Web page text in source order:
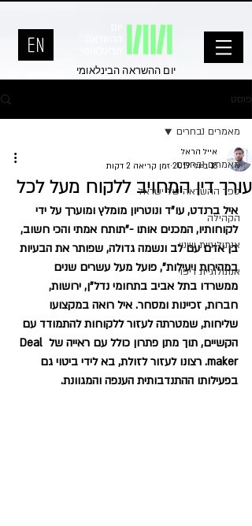
יום ההשראה הבינלאומי
פוסט
מאמרים נבחרים
ספר ההשראה של ישראל
הקהילה
אנתולוגיית שינוי
אנתולוגיית ריפוי
מאמרים נבחרים
עורך דין המחויב ללקוח מעל לכל
אייל הראל
18 ביולי 2019
זמן קריאה 2 דקות
איל ברנדט, עו"ד ונוטריון מומלץ ומוערך על ידי
לקוחותיו, המכנים אותו -"תותח אמתי והכי חשוב,
בן אדם עם לב ונשמה גדולה, שפותר את הבעיות
במהירות ויעילות", פועל מעל עשרים שנים
ממשרדו בתל אביב בתחומי נדל"ן, ירושות,
חברות, זכיינות ומסחר. איל רואה במקצועו
שליחות, שמטרתה לעזור ללקוחות להתמודד עם
הקשיים, תוך מתן פתרון כולל עם ראייה של Deal
maker. רצונו לעזור לזולת, בא לידי ביטוי גם
בפעילותו ההתנדבותית הענפה והמגוונת.